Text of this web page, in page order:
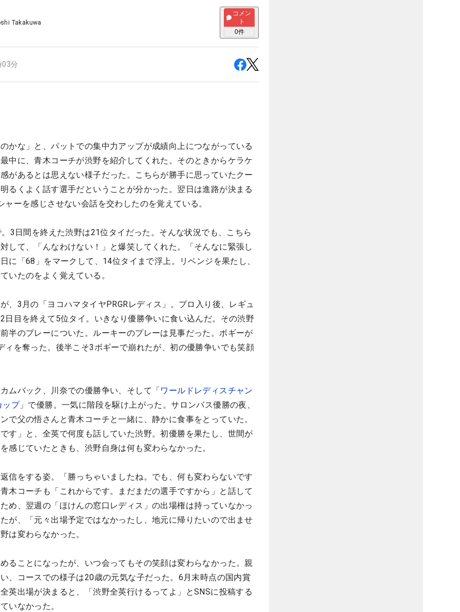
Takakuwa
コメン
ト
0件
03分
かな」と、パットでの集中力アップが成績向上につながっている
中に、青木コーチが渋野を紹介してくれた。そのときからケラケ
があるとは思えない様子だった。こちらが勝手に思っていたクー
るくよく話す選手だということが分かった。翌日は進路が決まる
ーを感じさせない会話を交わしたのを覚えている。
3日間を終えた渋野は21位タイだった。そんな状況でも、こちら
して、「んなわけない！」と爆笑してくれた。「そんなに緊張し
に「68」をマークして、14位タイまで浮上。リベンジを果たし、
いたのをよく覚えている。
、3月の「ヨコハマタイヤPRGRレディス」。プロ入り後、レギュ
日目を終えて5位タイ。いきなり優勝争いに食い込んだ。その渋野
半のプレーについた。ルーキーのプレーは見事だった。ボギーが
ィを奪った。後半こそ3ボギーで崩れたが、初の優勝争いでも笑顔
ムバック、川奈での優勝争い、そして「ワールドレディスチャン
ップ」で優勝。一気に階段を駆け上がった。サロンパス優勝の夜、
で父の悟さんと青木コーチと一緒に、静かに食事をとっていた。
す」と、全英で何度も話していた渋野。初優勝を果たし、世間が
感じていたときも、渋野自身は何も変わらなかった。
信をする姿。「勝っちゃいましたね。でも、何も変わらないです
木コーチも「これからです。まだまだの選手ですから」と話して
め、翌週の「ほけんの窓口レディス」の出場権は持っていなかっ
が、「元々出場予定ではなかったし、地元に帰りたいので出ませ
は変わらなかった。
ることになったが、いつ会ってもその笑顔は変わらなかった。親
、コースでの様子は20歳の元気な子だった。6月末時点の国内賞
英出場が決まると、「渋野全英行けるってよ」とSNSに投稿する
いなかった。